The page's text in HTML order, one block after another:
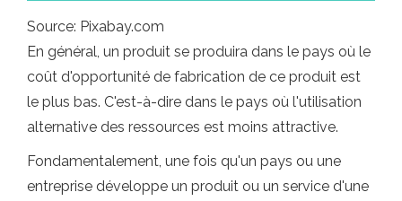
Source: Pixabay.com
En général, un produit se produira dans le pays où le
coût d'opportunité de fabrication de ce produit est
le plus bas. C'est-à-dire dans le pays où l'utilisation
alternative des ressources est moins attractive.
Fondamentalement, une fois qu'un pays ou une
entreprise développe un produit ou un service d'une